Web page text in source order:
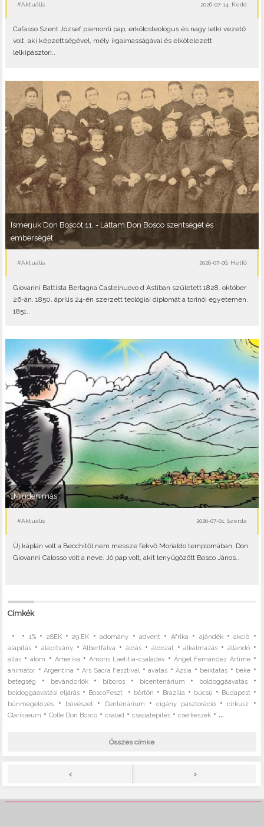
#Aktuális 2026-07-14, Kedd
Cafasso Szent József piemonti pap, erkölcsteológus és nagy lelki vezető
volt, aki képzettségével, mély irgalmasságával és elkötelezett
lelkipásztori..
Ismerjük Don Boscót 11. - Láttam Don Bosco szentségét és
emberségét
#Aktuális 2026-07-06, Hétfő
Giovanni Battista Bertagna Castelnuovo d Astiban született 1828. október
26-án. 1850. április 24-én szerzett teológiai diplomát a torinói egyetemen.
1851..
„Minden más”
#Aktuális 2026-07-01, Szerda
Új káplán volt a Becchitől nem messze fekvő Morialdo templomában. Don
Giovanni Calosso volt a neve. Jó pap volt, akit lenyűgözött Bosco János..
Címkék
• • 1%• 28EK•29.EK •adomány •advent • Afrika • ajándék•akció •
alapítás • alapítvány•Albertfalva •áldás • áldozat •alkalmazás • állandó•
állás •álom • Amerika • Amoris Laetitia-családév •Ángel Fernández Artime•
animátor •Argentína •Ars Sacra Fesztivál •avatás •Ázsia • beiktatás • béke •
betegség • bevándorlók• bíboros • bicentenárium • boldoggáavatás•
boldoggáavatási eljárás • BoscoFeszt • börtön • Brazília • búcsú • Budapest •
bűnmegelőzés • bűvészet • Centenárium •cigány pasztoráció•cirkusz •
Clarisseum •Colle Don Bosco •család •csapatépítés •cserkészek • ...
Összes címke
< >